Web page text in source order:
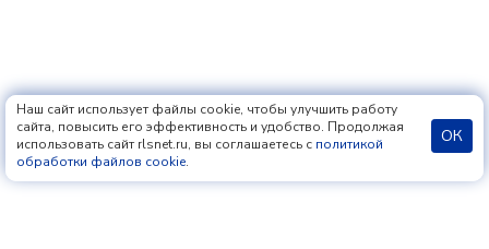
Наш сайт использует файлы cookie, чтобы улучшить работу
сайта, повысить его эффективность и удобство. Продолжая
использовать сайт rlsnet.ru, вы соглашаетесь с политикой
обработки файлов cookie.
ОК